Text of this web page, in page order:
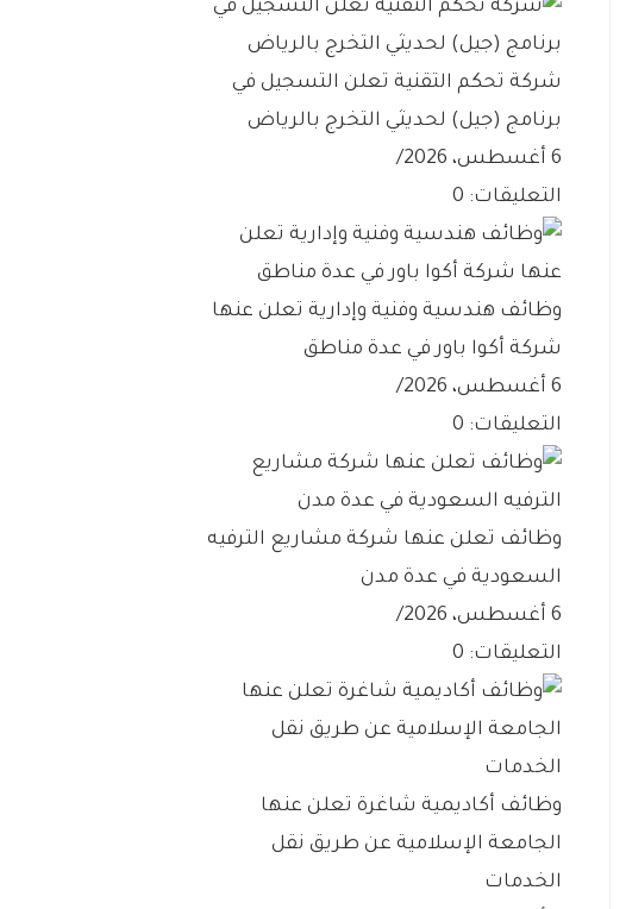
شركة تحكم التقنية تعلن التسجيل في
برنامج (جيل) لحديثي التخرج بالرياض
6 أغسطس، 2026
/
التعليقات: 0
وظائف هندسية وفنية وإدارية تعلن عنها
شركة أكوا باور في عدة مناطق
6 أغسطس، 2026
/
التعليقات: 0
وظائف تعلن عنها شركة مشاريع الترفيه
السعودية في عدة مدن
6 أغسطس، 2026
/
التعليقات: 0
وظائف أكاديمية شاغرة تعلن عنها
الجامعة الإسلامية عن طريق نقل
الخدمات